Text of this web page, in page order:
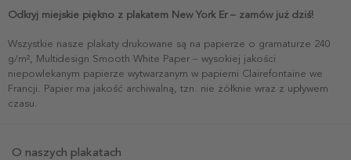
Odkryj miejskie piękno z plakatem New York Er – zamów już dziś!
Wszystkie nasze plakaty drukowane są na papierze o gramaturze 240
g/m², Multidesign Smooth White Paper – wysokiej jakości
niepowlekanym papierze wytwarzanym w papierni Clairefontaine we
Francji. Papier ma jakość archiwalną, tzn. nie żółknie wraz z upływem
czasu.
O naszych plakatach